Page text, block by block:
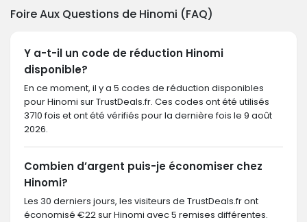
Foire Aux Questions de Hinomi (FAQ)
Y a-t-il un code de réduction Hinomi
disponible?
En ce moment, il y a 5 codes de réduction disponibles
pour Hinomi sur TrustDeals.fr. Ces codes ont été utilisés
3710 fois et ont été vérifiés pour la dernière fois le 9 août
2026.
Combien d’argent puis-je économiser chez
Hinomi?
Les 30 derniers jours, les visiteurs de TrustDeals.fr ont
économisé €22 sur Hinomi avec 5 remises différentes.